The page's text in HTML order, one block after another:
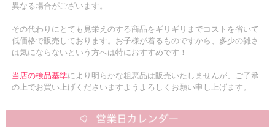
異なる場合がございます。
その代わりにとても見栄えのする商品をギリギリまでコストを省いて
低価格で販売しております。お子様が着るものですから、多少の雑さ
は気にならないという方へは特におすすめです！
当店の検品基準により明らかな粗悪品は販売いたしませんが、ご了承
の上でお買い上げくださいますようよろしくお願い申し上げます。